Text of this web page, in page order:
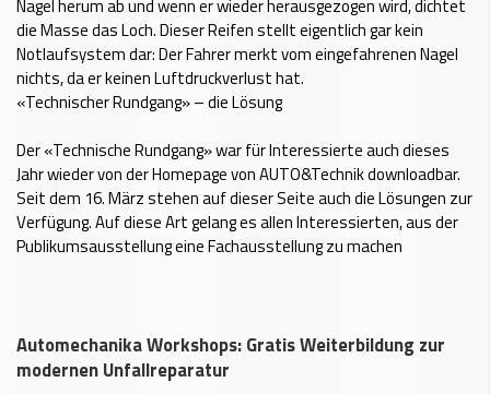
Nagel herum ab und wenn er wieder herausgezogen wird, dichtet
die Masse das Loch. Dieser Reifen stellt eigentlich gar kein
Notlaufsystem dar: Der Fahrer merkt vom eingefahrenen Nagel
nichts, da er keinen Luftdruckverlust hat.
«Technischer Rundgang» – die Lösung
Der «Technische Rundgang» war für Interessierte auch dieses
Jahr wieder von der Homepage von AUTO&Technik downloadbar.
Seit dem 16. März stehen auf dieser Seite auch die Lösungen zur
Verfügung. Auf diese Art gelang es allen Interessierten, aus der
Publikumsausstellung eine Fachausstellung zu machen
Automechanika Workshops: Gratis Weiterbildung zur
modernen Unfallreparatur